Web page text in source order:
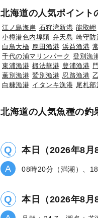
北海道の人気ポイント
江ノ島海岸 石狩湾新港 能取岬
小樽港色内埠頭 弁天島 崎守防
白鳥大橋 厚田漁港 浜益漁港
千代の浦マリンパーク 登別漁
東浦漁港 椴法華港 豊浦漁港
薫別漁港 鷲別漁港 忍路漁港
白糠漁港 イタンキ漁港 尾札部
北海道の人気魚種の釣
本日（2026年8月
08時20分（満潮）、
本日（2026年8月